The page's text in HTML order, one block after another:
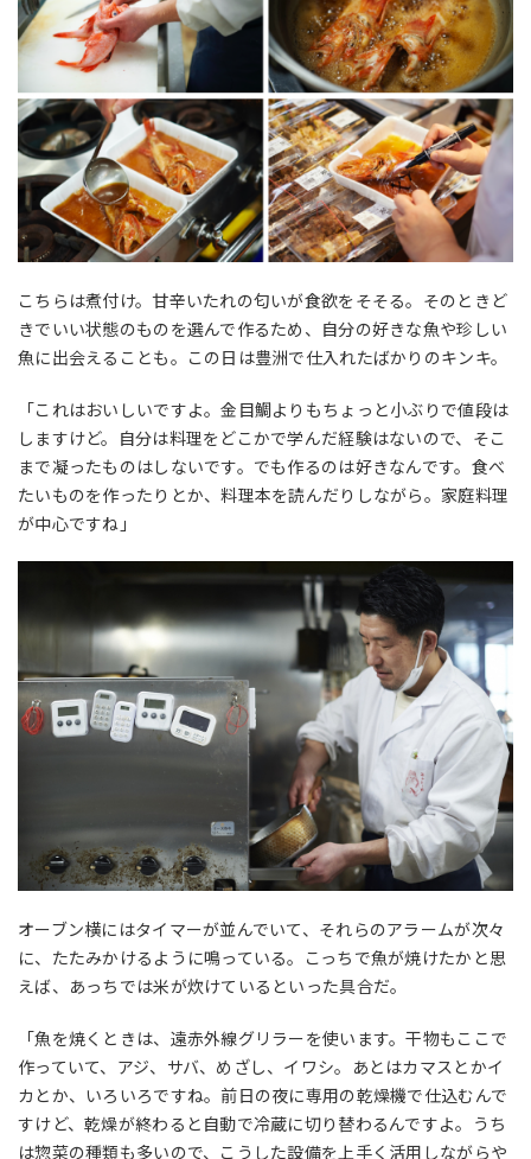
こちらは煮付け。甘辛いたれの匂いが食欲をそそる。そのときど
きでいい状態のものを選んで作るため、自分の好きな魚や珍しい
魚に出会えることも。この日は豊洲で仕入れたばかりのキンキ。
「これはおいしいですよ。金目鯛よりもちょっと小ぶりで値段は
しますけど。自分は料理をどこかで学んだ経験はないので、そこ
まで凝ったものはしないです。でも作るのは好きなんです。食べ
たいものを作ったりとか、料理本を読んだりしながら。家庭料理
が中心ですね」
オーブン横にはタイマーが並んでいて、それらのアラームが次々
に、たたみかけるように鳴っている。こっちで魚が焼けたかと思
えば、あっちでは米が炊けているといった具合だ。
「魚を焼くときは、遠赤外線グリラーを使います。干物もここで
作っていて、アジ、サバ、めざし、イワシ。あとはカマスとかイ
カとか、いろいろですね。前日の夜に専用の乾燥機で仕込むんで
すけど、乾燥が終わると自動で冷蔵に切り替わるんですよ。うち
は惣菜の種類も多いので、こうした設備を上手く活用しながらや